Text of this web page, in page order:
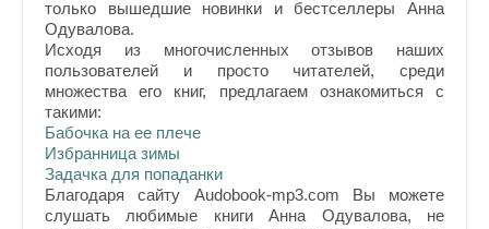
только вышедшие новинки и бестселлеры Анна
Одувалова.
Исходя из многочисленных отзывов наших
пользователей и просто читателей, среди
множества его книг, предлагаем ознакомиться с
такими:
Бабочка на ее плече
Избранница зимы
Задачка для попаданки
Благодаря сайту Audobook-mp3.com Вы можете
слушать любимые книги Анна Одувалова, не